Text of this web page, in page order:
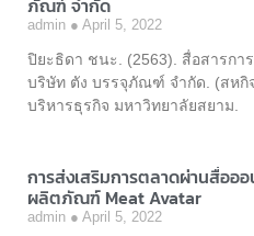
ภัณฑ์ จำกัด
admin April 5, 2022
ปิยะธิดา ชนะ. (2563). สื่อสารก
บริษัท ตัง บรรจุภัณฑ์ จำกัด. (สหกิ
บริหารธุรกิจ มหาวิทยาลัยสยาม.
การส่งเสริมการตลาดผ่านสื่ออ
ผลิตภัณฑ์ Meat Avatar
admin April 5, 2022